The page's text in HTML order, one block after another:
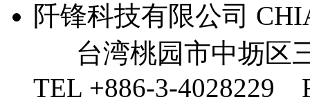
阡锋科技有限公司
台湾桃园市中坜区
TEL +886-3-4028229